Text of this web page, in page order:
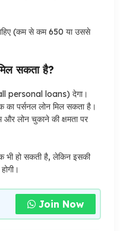
(कम से कम 650 या उससे
सकता है?
personal loans) देगा।
पर्सनल लोन मिल सकता है।
लोन चुकाने की क्षमता पर
भी हो सकती है, लेकिन इसकी
Join Now